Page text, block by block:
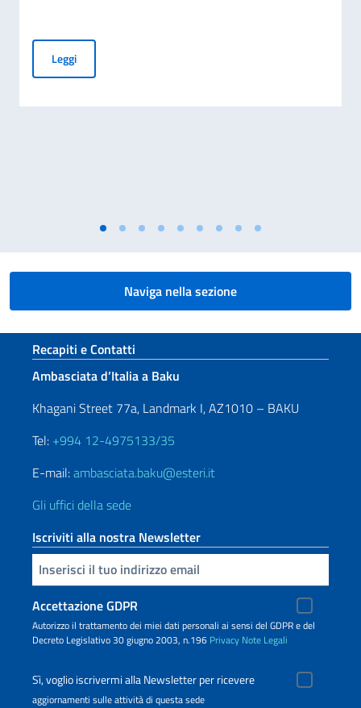
LeggiBusiness Insights from Italy – A letter to international
Naviga nella sezione
Sezione footer
Recapiti e Contatti
Ambasciata d’Italia a Baku
Khagani Street 77a, Landmark I, AZ1010 – BAKU
Tel: +994 12-4975133/35
E-mail:ambasciata.baku@esteri.it
Gli uffici della sede
Iscriviti alla nostra Newsletter
Inserisci la tua email
Accettazione GDPR
Autorizzo il trattamento dei miei dati personali ai sensi del GDPR e del
Decreto Legislativo 30 giugno 2003, n.196 Privacy Note Legali
Sì, voglio iscrivermi alla Newsletter per ricevere
aggiornamenti sulle attività di questa sede